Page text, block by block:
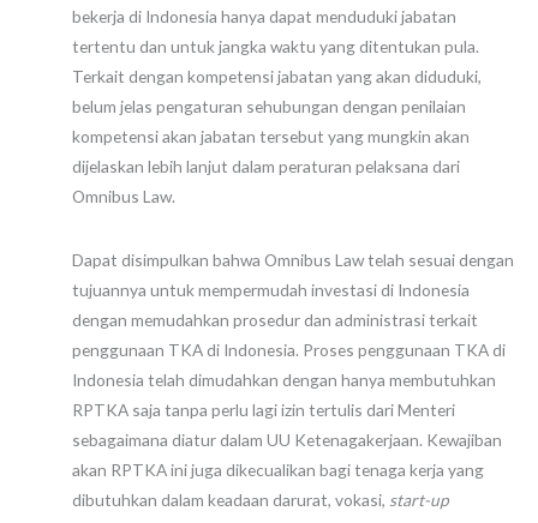
bekerja di Indonesia hanya dapat menduduki jabatan
tertentu dan untuk jangka waktu yang ditentukan pula.
Terkait dengan kompetensi jabatan yang akan diduduki,
belum jelas pengaturan sehubungan dengan penilaian
kompetensi akan jabatan tersebut yang mungkin akan
dijelaskan lebih lanjut dalam peraturan pelaksana dari
Omnibus Law.
Dapat disimpulkan bahwa Omnibus Law telah sesuai dengan
tujuannya untuk mempermudah investasi di Indonesia
dengan memudahkan prosedur dan administrasi terkait
penggunaan TKA di Indonesia. Proses penggunaan TKA di
Indonesia telah dimudahkan dengan hanya membutuhkan
RPTKA saja tanpa perlu lagi izin tertulis dari Menteri
sebagaimana diatur dalam UU Ketenagakerjaan. Kewajiban
akan RPTKA ini juga dikecualikan bagi tenaga kerja yang
dibutuhkan dalam keadaan darurat, vokasi, start-up